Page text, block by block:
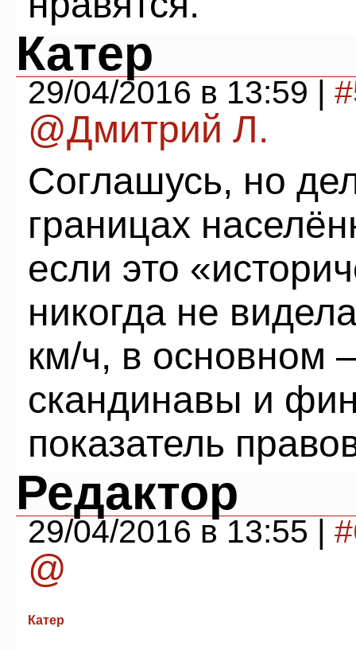
Катер
29/04/2016 в 13:59 |
@Дмитрий Л.
Соглашусь, но
границах
если это
никогда не
км/ч, в основном
скандинавы и
показатель
Редактор
29/04/2016 в 13:55 |
@
Катер